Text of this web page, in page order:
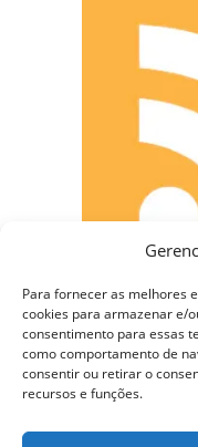
Para fornecer as melhores
cookies para armazenar e/
consentimento para essas
como comportamento de
consentir ou retirar o
recursos e funções.
CONECTE-